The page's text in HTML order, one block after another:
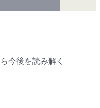
今後を読み解く